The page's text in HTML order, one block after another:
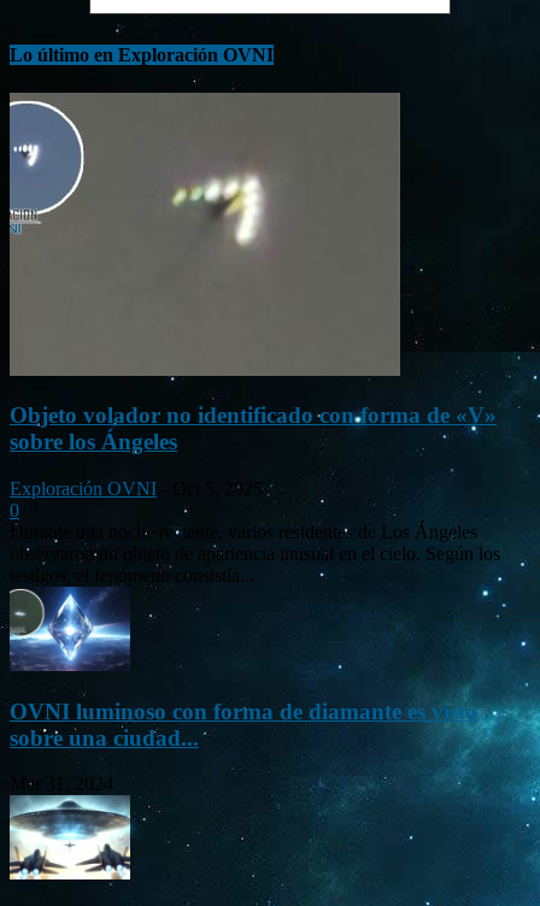
Lo último en Exploración OVNI
Objeto volador no identificado con forma de «V»
sobre los Ángeles
Exploración OVNI
Oct 5, 2025
0
Durante una noche reciente, varios residentes de Los Ángeles
observaron un objeto de apariencia inusual en el cielo. Según los
testigos, el fenómeno consistía...
OVNI luminoso con forma de diamante es visto
sobre una ciudad...
Mar 31, 2024